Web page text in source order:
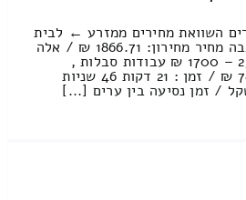
השוואת מחירים ממזרע ← לבית
אריה כולל פירוק והרכבה מחיר מחירון: 1866.71 ₪ / אלה
שבטווח המחירים 2300 – 1700 ₪ עבודות סבלות ,
טעינה ופריקה : 781.44 ₪ / זמן : 21 דקות 46 שניות